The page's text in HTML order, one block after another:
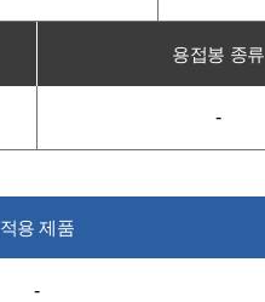
용접봉 종류
-
적용 제품
-